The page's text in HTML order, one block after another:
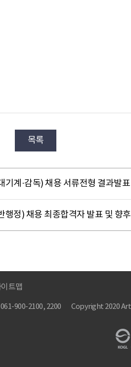
목록
계·감독) 채용 서류전형 결과발
정) 채용 최종합격자 발표 및 향
트맵
900-2100, 2200 Copyright 2020